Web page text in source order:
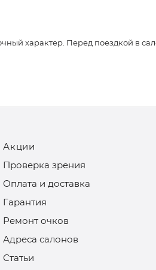
характер. Перед поездкой в
Акции
Проверка зрения
Оплата и доставка
Гарантия
Ремонт очков
Адреса салонов
Статьи